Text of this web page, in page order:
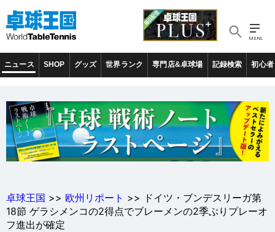
ニュース SHOP グッズ 世界ランク 専門店&卓球場 記録検索 初心者
卓球王国 >> 欧州リポート >> ドイツ・ブンデスリーガ第
18節 ゲラシメンコの2得点でブレーメンの2季ぶりプレーオ
フ進出が確定